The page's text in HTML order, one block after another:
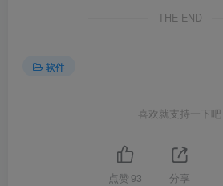
THE END
软件
喜欢就支持一下吧
点赞 93 分享